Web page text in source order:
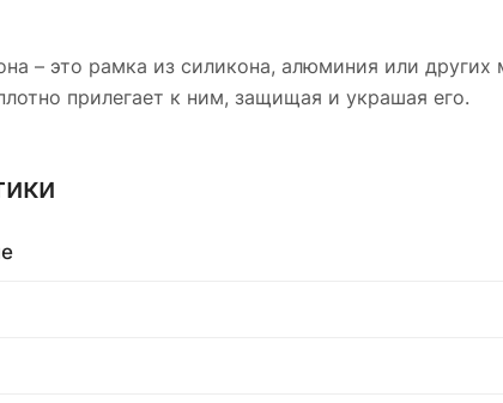
– это рамка из силикона, алюминия или
прилегает к ним, защищая и украшая его.